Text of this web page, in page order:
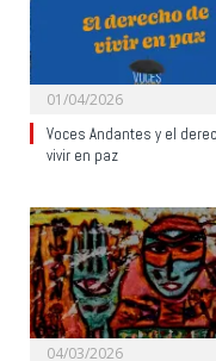
01/04/2026
Voces Andantes y el
vivir en paz
04/03/2026